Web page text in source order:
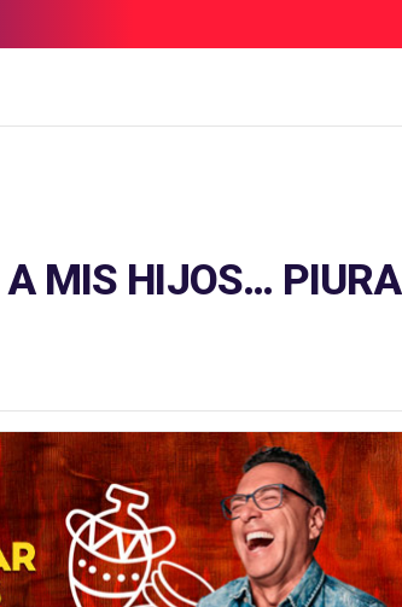
A MIS HIJOS… PIURA